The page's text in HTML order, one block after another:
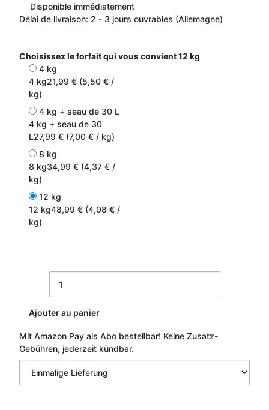
Disponible immédiatement
Délai de livraison: 2 - 3 jours ouvrables (Allemagne)
Choisissez le forfait qui vous convient12 kg
4 kg
4 kg21,99 € (5,50 € /
kg)
4 kg + seau de 30 L
4 kg + seau de 30
L27,99 € (7,00 € / kg)
8 kg
8 kg34,99 € (4,37 € /
kg)
12 kg
12 kg48,99 € (4,08 € /
kg)
Ajouter au panier
Mit Amazon Pay als Abo bestellbar! Keine Zusatz-
Gebühren, jederzeit kündbar.